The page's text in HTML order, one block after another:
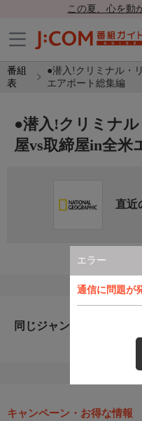
この夏、心を動
番組
表
●潜入!クリミナル・
エアポート総集編
エラー
通信に問題が
●潜入!クリミナ
屋vs取締屋in全米
直近
同じジャンルのおすすめ
キャンペーン・お得な情報